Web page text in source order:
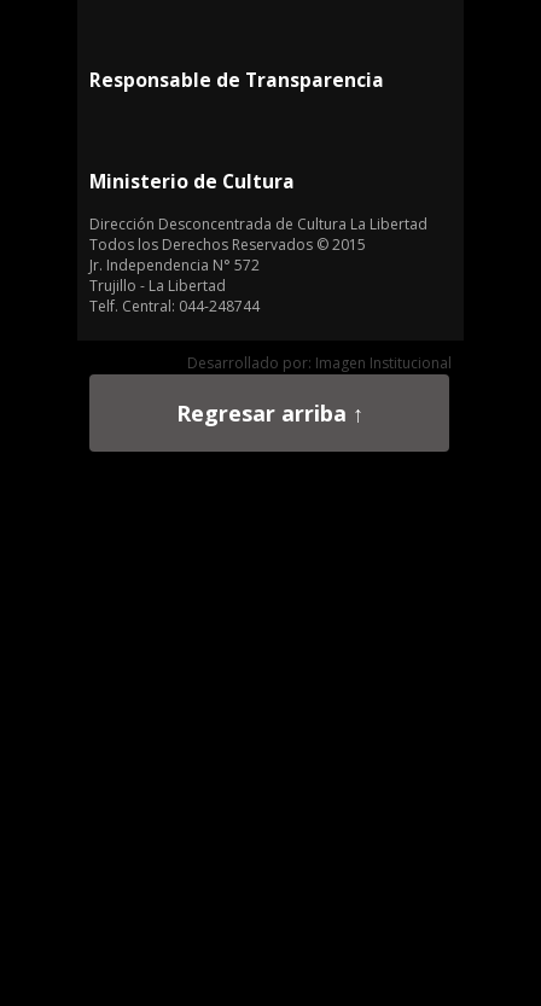
Responsable de Transparencia
Ministerio de Cultura
Dirección Desconcentrada de Cultura La Libertad
Todos los Derechos Reservados © 2015
Jr. Independencia N° 572
Trujillo - La Libertad
Telf. Central: 044-248744
Desarrollado por: Imagen Institucional
Regresar arriba ↑